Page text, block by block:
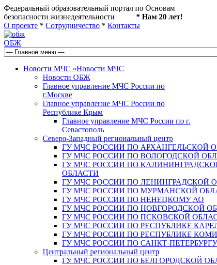
Федеральный образовательный портал по Основам
безопасности жизнедеятельности * Нам 20 лет!
О проекте * Сотрудничество * Контакты
ОБЖ
Новости МЧС »Новости МЧС
Новости ОБЖ
Главное управление МЧС России по
г.Москве
Главное управление МЧС России по
Республике Крым
Главное управление МЧС России по г.
Севастополь
Северо-Западный региональный центр
ГУ МЧС РОССИИ ПО АРХАНГЕЛЬСКОЙ
ГУ МЧС РОССИИ ПО ВОЛОГОДСКОЙ
ГУ МЧС РОССИИ ПО
ОБЛАСТИ
ГУ МЧС РОССИИ ПО ЛЕНИНГРАДСКОЙ
ГУ МЧС РОССИИ ПО МУРМАНСКОЙ
ГУ МЧС РОССИИ ПО НЕНЕЦКОМУ АО
ГУ МЧС РОССИИ ПО НОВГОРОДСКОЙ
ГУ МЧС РОССИИ ПО ПСКОВСКОЙ
ГУ МЧС РОССИИ ПО РЕСПУБЛИКЕ
ГУ МЧС РОССИИ ПО РЕСПУБЛИКЕ КОМИ
ГУ МЧС РОССИИ ПО САНКТ-ПЕТЕРБУРГУ
Центральный региональный центр
ГУ МЧС РОССИИ ПО БЕЛГОРОДСКОЙ